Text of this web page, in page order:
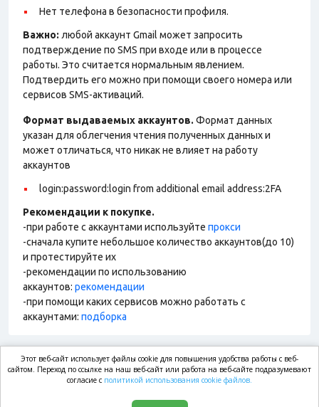
Нет телефона в безопасности профиля.
Важно: любой аккаунт Gmail может запросить
подтверждение по SMS при входе или в процессе
работы. Это считается нормальным явлением.
Подтвердить его можно при помощи своего номера или
сервисов SMS-активаций.
Формат выдаваемых аккаунтов. Формат данных
указан для облегчения чтения полученных данных и
может отличаться, что никак не влияет на работу
аккаунтов
login:password:login from additional email address:2FA
Рекомендации к покупке.
-при работе с аккаунтами используйте прокси
-сначала купите небольшое количество аккаунтов(до 10)
и протестируйте их
-рекомендации по использованию
аккаунтов: рекомендации
-при помощи каких сервисов можно работать с
аккаунтами: подборка
market.com
Этот веб-сайт использует файлы cookie для повышения удобства работы с веб-
сайтом. Переход по ссылке на наш веб-сайт или работа на веб-сайте подразумевают
согласие с политикой использования cookie файлов.